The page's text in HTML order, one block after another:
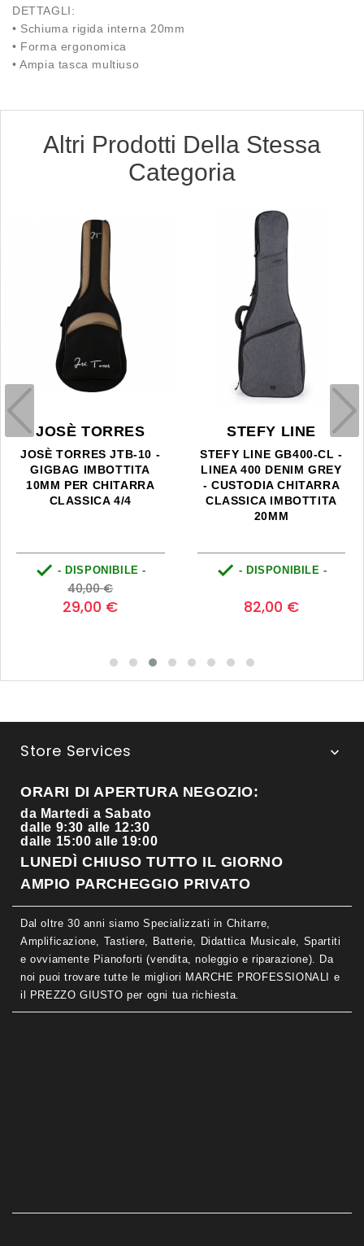
DETTAGLI:
• Schiuma rigida interna 20mm
• Forma ergonomica
• Ampia tasca multiuso
Altri Prodotti Della Stessa
Categoria
JOSÈ TORRES
JOSÈ TORRES JTB-10 -
GIGBAG IMBOTTITA
10MM PER CHITARRA
CLASSICA 4/4
 - DISPONIBILE -
Prezzo
base
40,00 €Prezzo
29,00 €
STEFY LINE
STEFY LINE GB400-CL -
LINEA 400 DENIM GREY
- CUSTODIA CHITARRA
CLASSICA IMBOTTITA
20MM
 - DISPONIBILE -
82,00 €
Store Services 
ORARI DI APERTURA NEGOZIO:
da Martedi a Sabato
dalle 9:30 alle 12:30
dalle 15:00 alle 19:00
LUNEDÌ CHIUSO TUTTO IL GIORNO
AMPIO PARCHEGGIO PRIVATO
Dal oltre 30 anni siamo Specializzati in Chitarre,
Amplificazione, Tastiere, Batterie, Didattica Musicale, Spartiti
e ovviamente Pianoforti (vendita, noleggio e riparazione). Da
noi puoi trovare tutte le migliori MARCHE PROFESSIONALI e
il PREZZO GIUSTO per ogni tua richiesta.